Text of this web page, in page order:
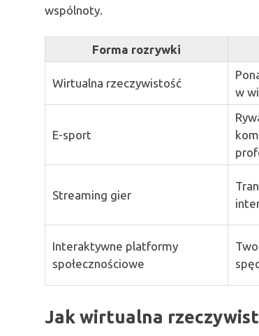
wspólnoty.
Forma rozrywki
Wirtualna rzeczywistość
w
E-sport
Streaming gier
Interaktywne platformy
społecznościowe
Jak wirtualna